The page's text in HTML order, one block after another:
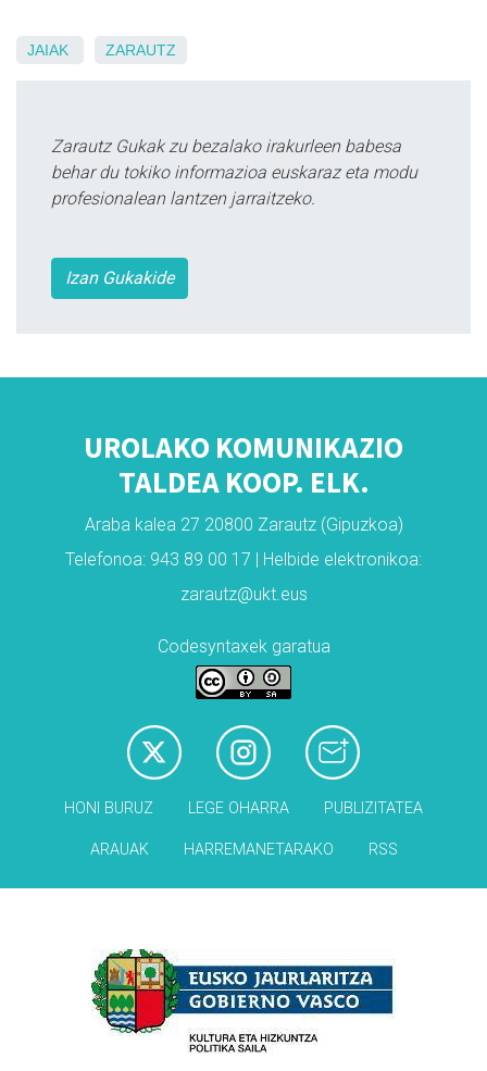
JAIAK ZARAUTZ
Zarautz Gukak zu bezalako irakurleen babesa
behar du tokiko informazioa euskaraz eta modu
profesionalean lantzen jarraitzeko.
Izan Gukakide
UROLAKO KOMUNIKAZIO
TALDEA KOOP. ELK.
Araba kalea 27 20800 Zarautz (Gipuzkoa)
Telefonoa: 943 89 00 17 | Helbide elektronikoa:
zarautz@ukt.eus
Codesyntaxek garatua
HONI BURUZ LEGE OHARRA PUBLIZITATEA
ARAUAK HARREMANETARAKO RSS